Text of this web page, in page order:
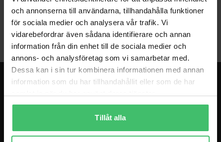
och annonserna till användarna, tillhandahålla funktioner
för sociala medier och analysera vår trafik. Vi
vidarebefordrar även sådana identifierare och annan
information från din enhet till de sociala medier och
annons- och analysföretag som vi samarbetar med.
Dessa kan i sin tur kombinera informationen med annan
information som du har tillhandahållit eller som de har
Tillåt alla
Coaching
LÖPARRESOR
COACHING